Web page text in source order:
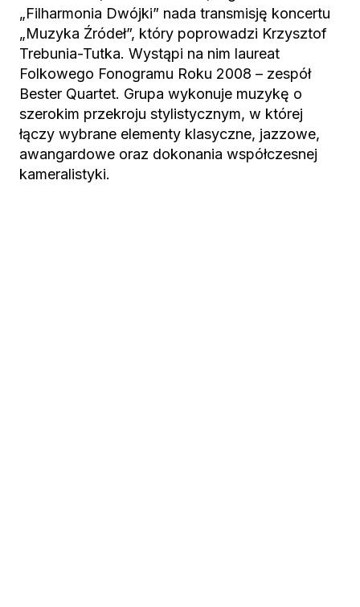
„Filharmonia Dwójki” nada transmisję koncertu
„Muzyka Źródeł”, który poprowadzi Krzysztof
Trebunia-Tutka. Wystąpi na nim laureat
Folkowego Fonogramu Roku 2008 – zespół
Bester Quartet. Grupa wykonuje muzykę o
szerokim przekroju stylistycznym, w której
łączy wybrane elementy klasyczne, jazzowe,
awangardowe oraz dokonania współczesnej
kameralistyki.